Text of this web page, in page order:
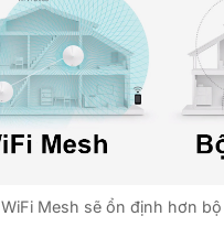
WiFi Mesh sẽ ổn định hơn